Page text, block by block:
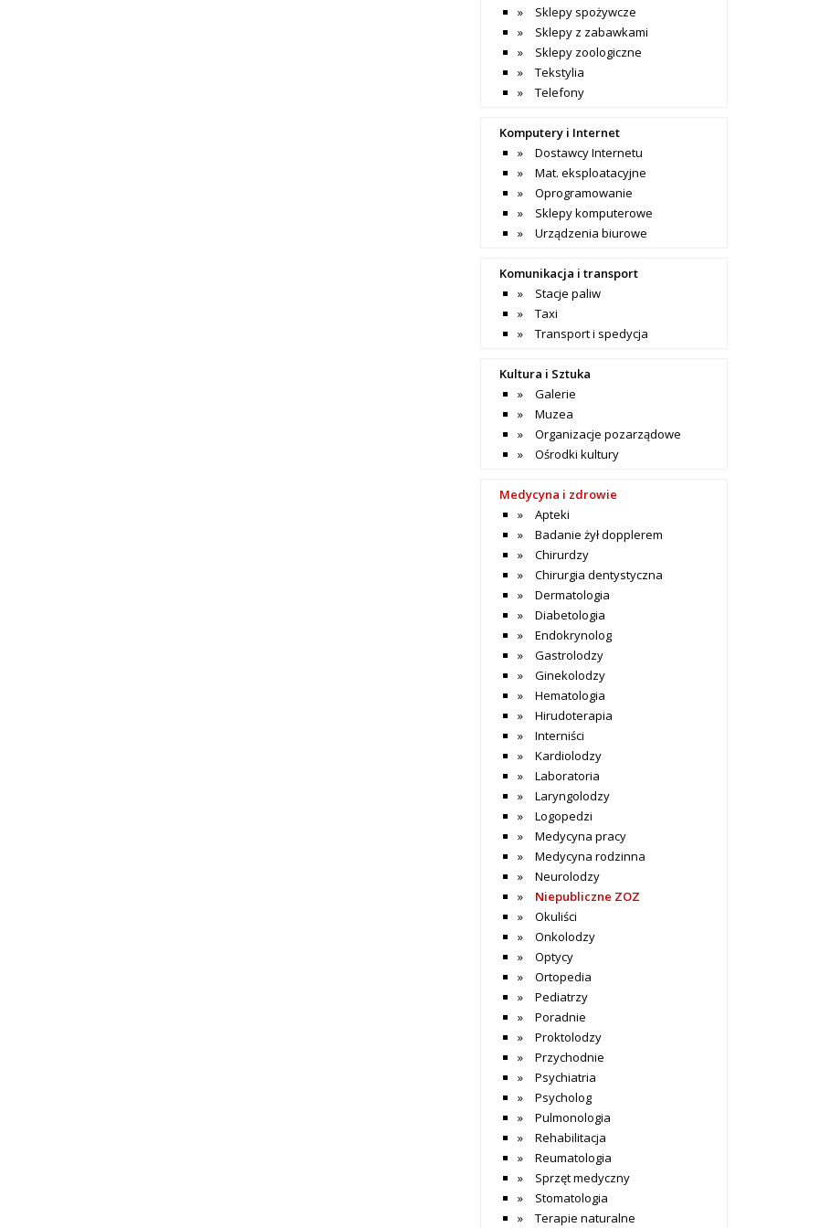
Sklepy spożywcze
Sklepy z zabawkami
Sklepy zoologiczne
Tekstylia
Telefony
Komputery i Internet
Dostawcy Internetu
Mat. eksploatacyjne
Oprogramowanie
Sklepy komputerowe
Urządzenia biurowe
Komunikacja i transport
Stacje paliw
Taxi
Transport i spedycja
Kultura i Sztuka
Galerie
Muzea
Organizacje pozarządowe
Ośrodki kultury
Medycyna i zdrowie
Apteki
Badanie żył dopplerem
Chirurdzy
Chirurgia dentystyczna
Dermatologia
Diabetologia
Endokrynolog
Gastrolodzy
Ginekolodzy
Hematologia
Hirudoterapia
Interniści
Kardiolodzy
Laboratoria
Laryngolodzy
Logopedzi
Medycyna pracy
Medycyna rodzinna
Neurolodzy
Niepubliczne ZOZ
Okuliści
Onkolodzy
Optycy
Ortopedia
Pediatrzy
Poradnie
Proktolodzy
Przychodnie
Psychiatria
Psycholog
Pulmonologia
Rehabilitacja
Reumatologia
Sprzęt medyczny
Stomatologia
Terapie naturalne